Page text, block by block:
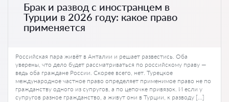
Брак и развод с иностранцем в
Турции в 2026 году: какое право
применяется
Российская пара живёт в Анталии и решает развестись. Оба
уверены, что дело будет рассматриваться по российскому праву —
ведь оба граждане России. Скорее всего, нет. Турецкое
международное частное право определяет применимое право не по
гражданству одного из супругов, а по цепочке привязок. И если у
супругов разное гражданство, а живут они в Турции, к разводу […]